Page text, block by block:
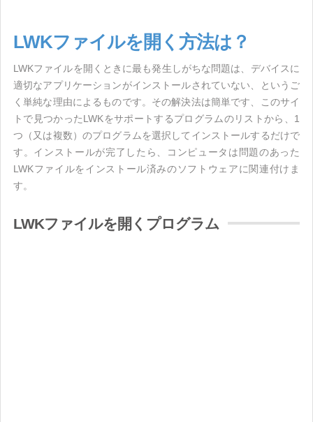
LWKファイルを開く方法は？
LWKファイルを開くときに最も発生しがちな問題は、デバイスに
適切なアプリケーションがインストールされていない、というご
く単純な理由によるものです。その解決法は簡単です、このサイ
トで見つかったLWKをサポートするプログラムのリストから、1
つ（又は複数）のプログラムを選択してインストールするだけで
す。インストールが完了したら、コンピュータは問題のあった
LWKファイルをインストール済みのソフトウェアに関連付けま
す。
LWKファイルを開くプログラム